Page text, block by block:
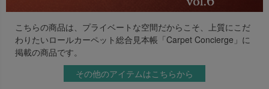
こちらの商品は、プライベートな空間だからこそ、上質にこだ
わりたいロールカーペット総合見本帳「Carpet Concierge」に
掲載の商品です。
その他のアイテムはこちらから